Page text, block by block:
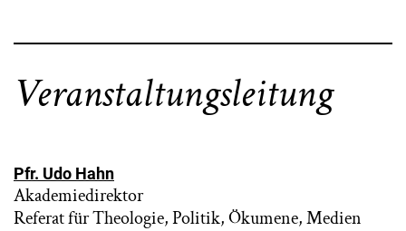
Veranstaltungsleitung
Pfr. Udo Hahn
Akademiedirektor
Referat für Theologie, Politik, Ökumene, Medien